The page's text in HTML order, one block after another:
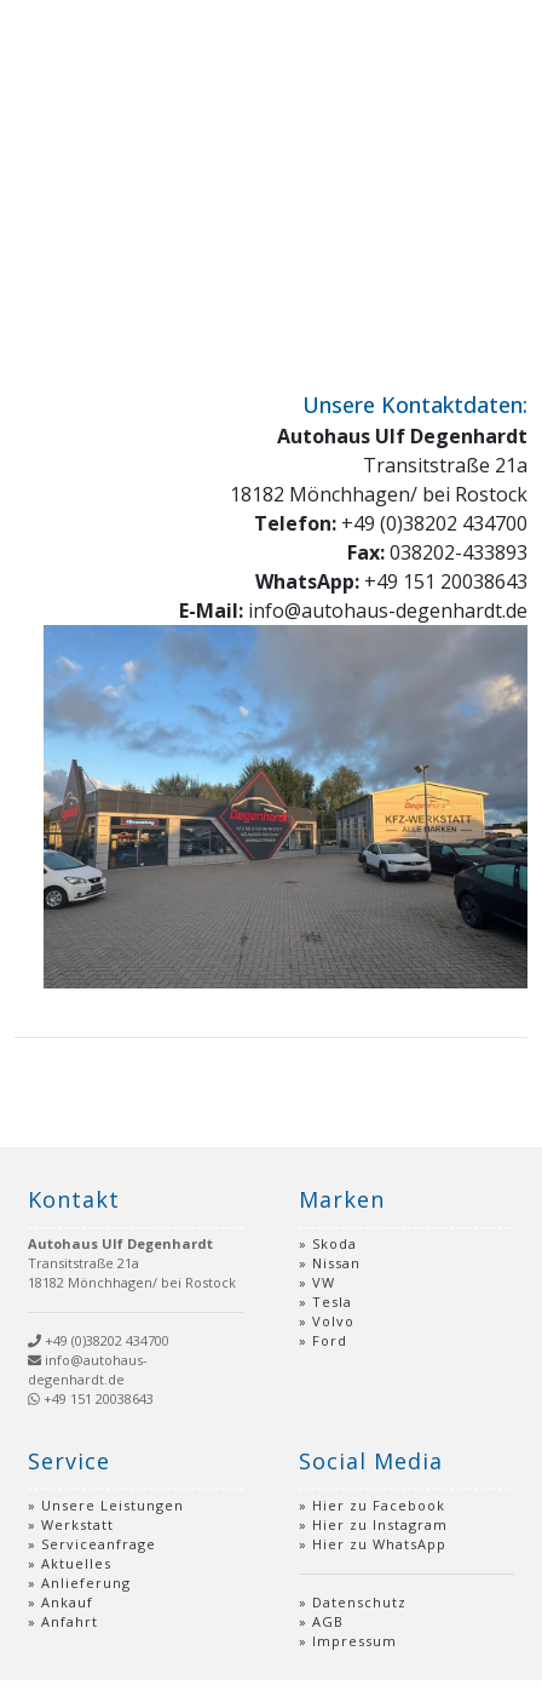
Unsere Kontaktdaten:
Autohaus Ulf Degenhardt
Transitstraße 21a
18182 Mönchhagen/ bei Rostock
Telefon: +49 (0)38202 434700
Fax:038202-433893
WhatsApp: +49 151 20038643
E-Mail: info@autohaus-degenhardt.de
Kontakt
Autohaus Ulf Degenhardt
Transitstraße 21a
18182 Mönchhagen/ bei Rostock
+49 (0)38202 434700
info@autohaus-
degenhardt.de
+49 151 20038643
Marken
Skoda
Nissan
VW
Tesla
Volvo
Ford
Service
Unsere Leistungen
Werkstatt
Serviceanfrage
Aktuelles
Anlieferung
Ankauf
Anfahrt
Social Media
Hier zu Facebook
Hier zu Instagram
Hier zu WhatsApp
Datenschutz
AGB
Impressum